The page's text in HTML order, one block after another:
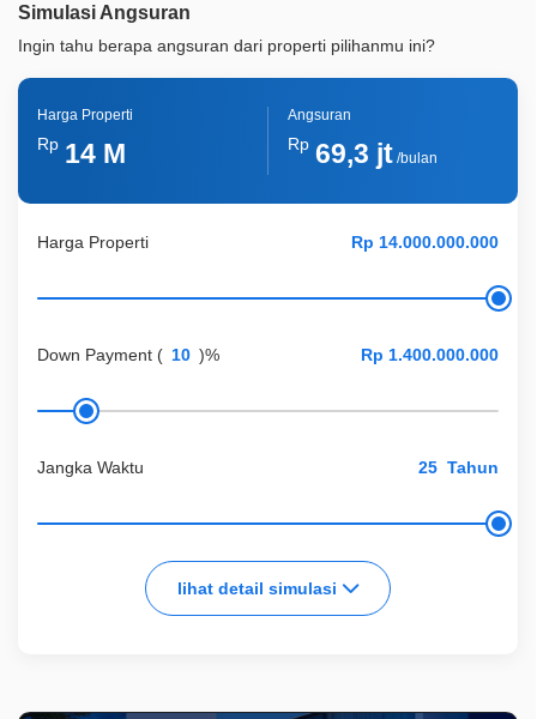
Simulasi Angsuran
Ingin tahu berapa angsuran dari properti pilihanmu ini?
Harga Properti
Down Payment ( )%
Jangka Waktu Tahun
lihat detail simulasi
Harga Properti
Rp 14 M
Angsuran
Rp 69,3 jt/bulan